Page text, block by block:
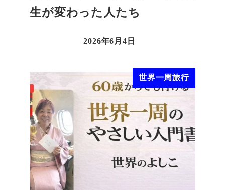
生が変わった人たち
2026年6月4日
世界一周旅行